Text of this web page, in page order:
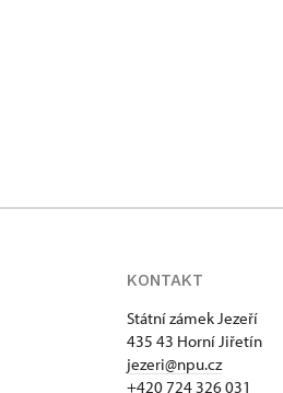
KONTAKT
Státní zámek Jezeří
435 43 Horní Jiřetín
jezeri@npu.cz
+420 724 326 031